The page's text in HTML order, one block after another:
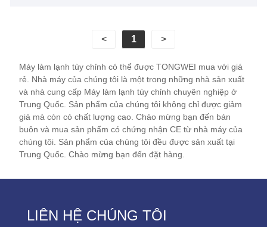
nghiệp, nhà máy bia, sữa, chế biến thực phẩm và
nhiều ngành công nghiệp khác. Chọn một máy làm
một hệ thống làm lạnh hiệu quả, đáng tin cậy để tích
hợp vào ứng dụng của bạn. Chúng tôi mong muốn
trở thành nhà cung cấp máy làm lạnh phân chia tùy
chỉnh lâu dài của bạn tại Trung Quốc.
Model máy làm lạnh: TW-6A
Công suất làm lạnh: 16,9KW(14560 kcal/h) @ 50HZ
/ 19,77KW(17000 kcal/h) @ 60HZ
Nguồn điện: 380V/50HZ /3PH (Tiêu chuẩn) / 208-
480V/60HZ/3PH (Tùy chỉnh)
< 1 >
Máy làm lạnh tùy chỉnh có thể được TONGWEI mua với giá
rẻ. Nhà máy của chúng tôi là một trong những nhà sản xuất
và nhà cung cấp Máy làm lạnh tùy chỉnh chuyên nghiệp ở
Trung Quốc. Sản phẩm của chúng tôi không chỉ được giảm
giá mà còn có chất lượng cao. Chào mừng bạn đến bán
buôn và mua sản phẩm có chứng nhận CE từ nhà máy của
chúng tôi. Sản phẩm của chúng tôi đều được sản xuất tại
Trung Quốc. Chào mừng bạn đến đặt hàng.
LIÊN HỆ CHÚNG TÔI